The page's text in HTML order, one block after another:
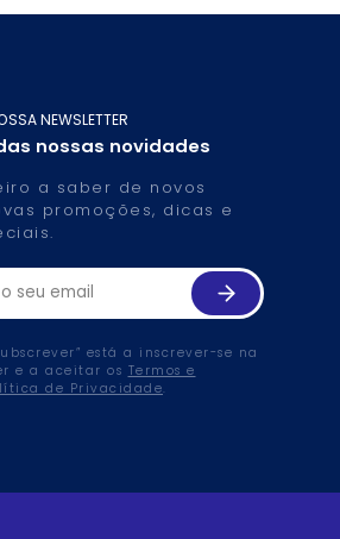
NEWSLETTER
nossas novidades
a saber de novos
promoções, dicas e
está a inscrever-se na
e a aceitar os Termos e
de Privacidade.